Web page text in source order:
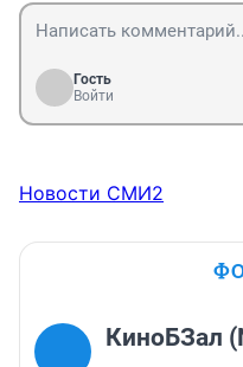
Гость
Войти
Новости СМИ2
КиноБЗал